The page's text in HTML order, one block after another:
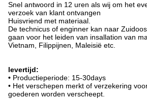
Snel antwoord in 12 uren als wij om het
verzoek van klant ontvangen
Huisvriend met materiaal.
De technicus of enginner kan naar
gaan voor het leiden van insallation van
Vietnam, Filippijnen, Maleisië etc.
levertijd:
• Productieperiode: 15-30days
• Het verschepen merkt of verzekering
goederen worden verscheept.